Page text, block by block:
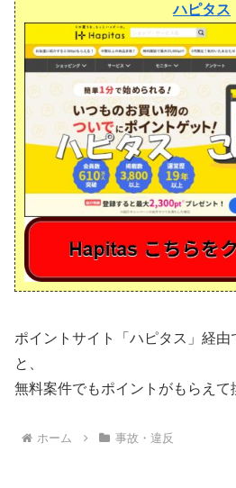
ハピタス
ポイントサイト「ハピタス」経由
と、
無料案件でもポイントがもらえて
ホーム 事故・違反